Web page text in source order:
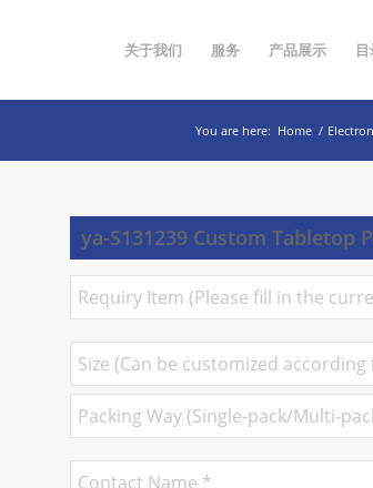
关于我们 服务 产品展示
You are here: Home /
ya-S131239 Custom Tabletop